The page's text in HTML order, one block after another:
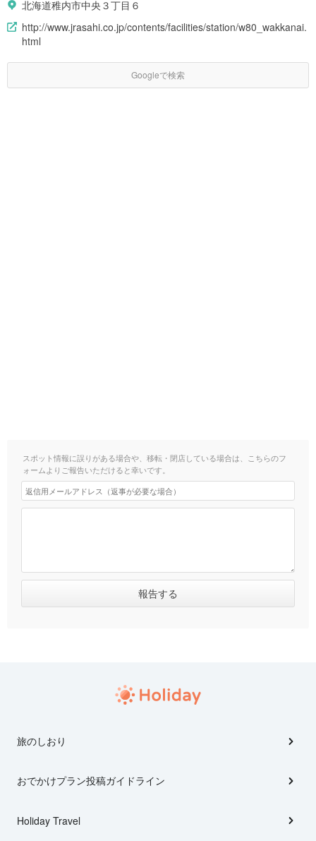
北海道稚内市中央３丁目６
http://www.jrasahi.co.jp/contents/facilities/station/w80_wakkanai.
html
Googleで検索
スポット情報に誤りがある場合や、移転・閉店している場合は、こちらのフ
ォームよりご報告いただけると幸いです。
旅のしおり
おでかけプラン投稿ガイドライン
Holiday Travel